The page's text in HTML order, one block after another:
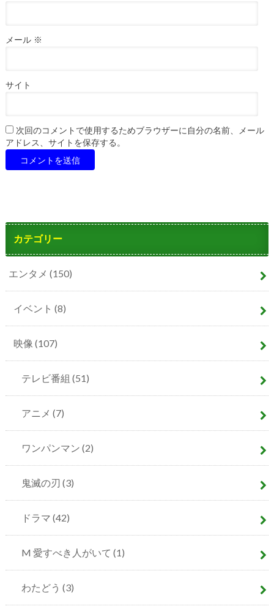
メール ※
サイト
次回のコメントで使用するためブラウザーに自分の名前、メール
アドレス、サイトを保存する。
カテゴリー
エンタメ (150)
イベント (8)
映像 (107)
テレビ番組 (51)
アニメ (7)
ワンパンマン (2)
鬼滅の刃 (3)
ドラマ (42)
M 愛すべき人がいて (1)
わたどう (3)